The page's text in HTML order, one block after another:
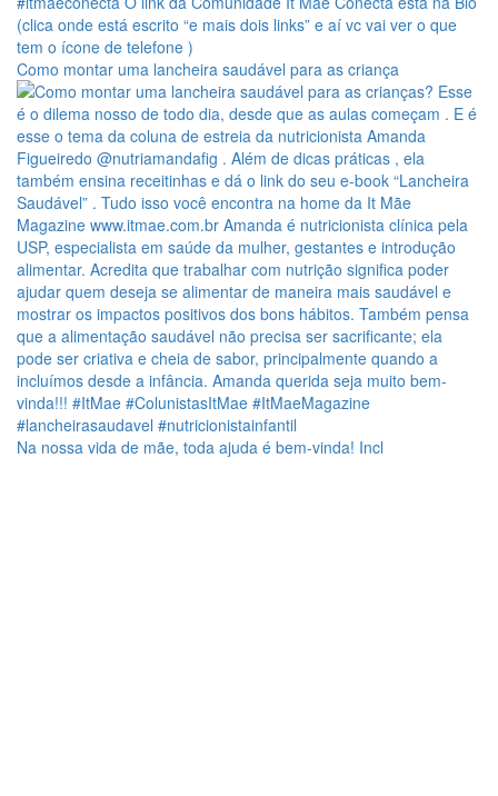
Como montar uma lancheira saudável para as criança
Na nossa vida de mãe, toda ajuda é bem-vinda! Incl